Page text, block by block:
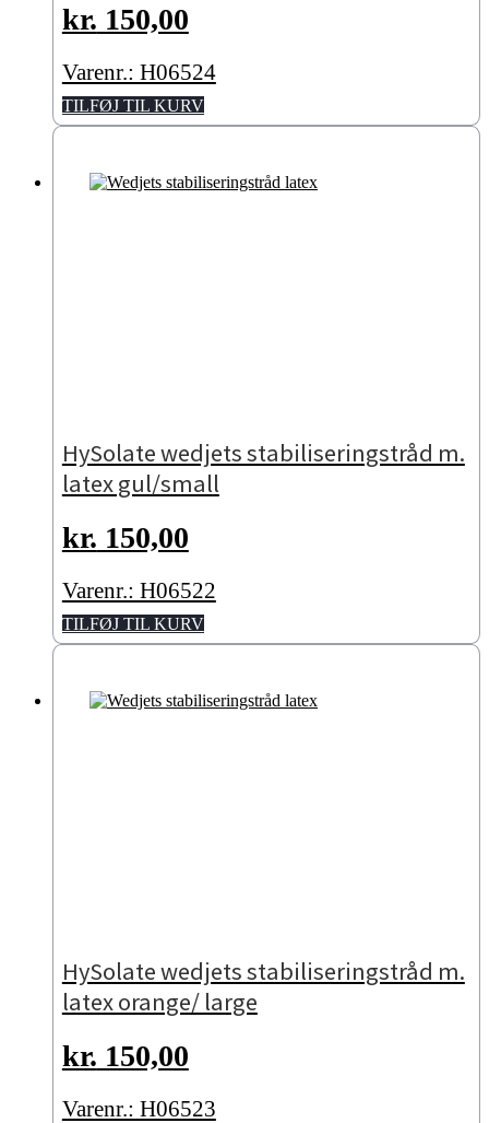
kr. 150,00
Varenr.: H06524
TILFØJ TIL KURV
HySolate wedjets stabiliseringstråd m.
latex gul/small
kr. 150,00
Varenr.: H06522
TILFØJ TIL KURV
HySolate wedjets stabiliseringstråd m.
latex orange/ large
kr. 150,00
Varenr.: H06523